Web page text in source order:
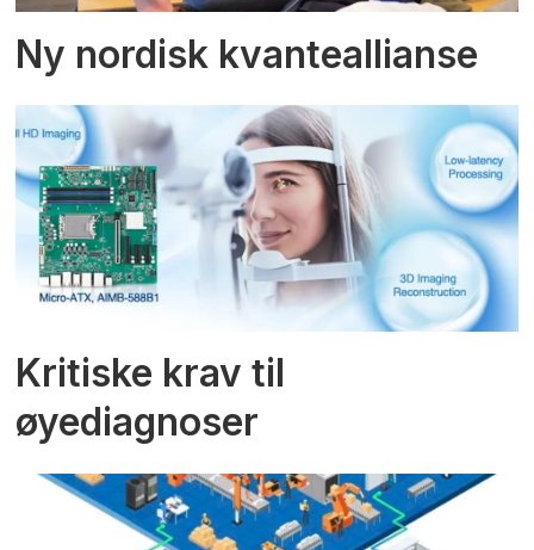
Ny nordisk kvanteallianse
Kritiske krav til
øyediagnoser